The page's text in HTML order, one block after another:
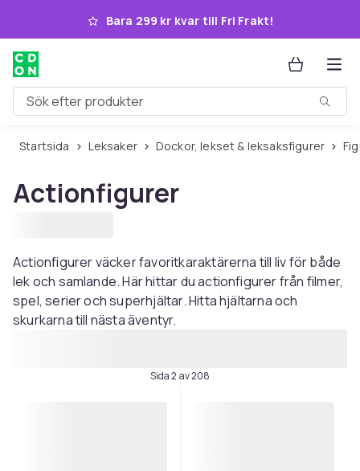
Hoppa till huvudinnehållet
Bara 299 kr kvar till Fri Frakt!
Sök efter produkter
Startsida Leksaker Dockor, lekset & leksaksfigurer
Actionfigurer
Actionfigurer väcker favoritkaraktärerna till liv för både
lek och samlande. Här hittar du actionfigurer från filmer,
spel, serier och superhjältar. Hitta hjältarna och
skurkarna till nästa äventyr.
Sida 2 av 208